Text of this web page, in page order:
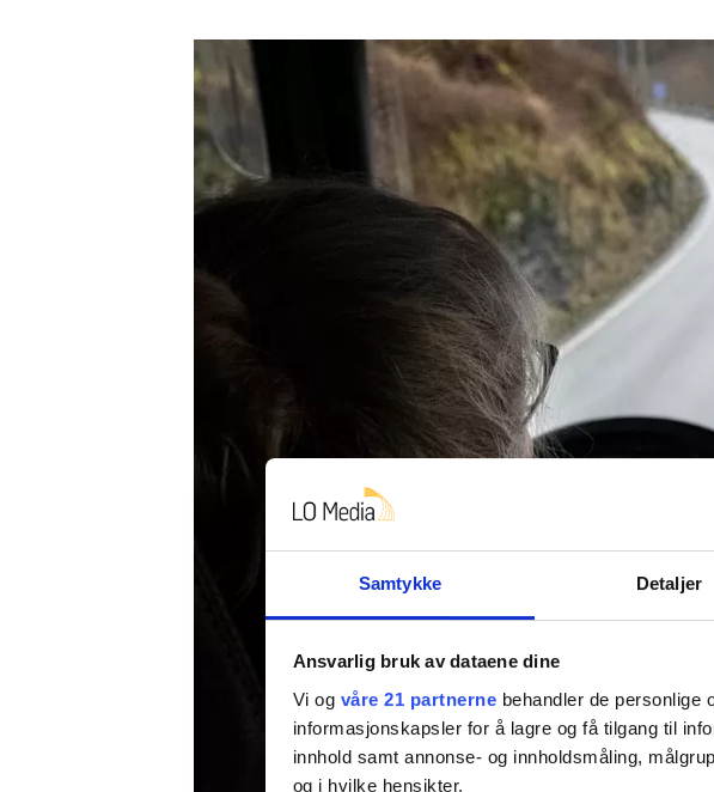
Samtykke Detaljer
Ansvarlig bruk av dataene dine
Vi og våre 21 partnerne behandler de personlige
informasjonskapsler for å lagre og få tilgang til
innhold samt annonse- og innholdsmåling,
og i hvilke hensikter.